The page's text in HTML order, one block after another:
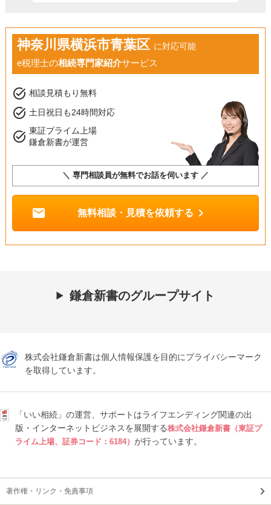
神奈川県横浜市青葉区 に対応可能
e税理士の相続専門家紹介サービス
task_alt 相談見積もり無料
task_alt 土日祝日も24時間対応
task_alt 東証プライム上場
鎌倉新書が運営
＼ 専門相談員が無料でお話を伺います ／
mail 無料相談・見積を依頼する chevron_right
鎌倉新書のグループサイト
株式会社鎌倉新書は個人情報保護を目的にプライバシーマーク
を取得しています。
「いい相続」の運営、サポートはライフエンディング関連の出
版・インターネットビジネスを展開する株式会社鎌倉新書（東証プ
ライム上場、証券コード：6184） が行っています。
著作権・リンク・免責事項